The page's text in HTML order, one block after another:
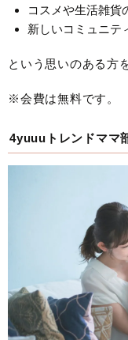
コスメや生活雑貨
新しいコミュニテ
という思いのある方
※会費は無料です。
4yuuuトレンドママ